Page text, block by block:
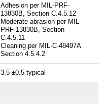
Adhesion per MIL-PRF-
13830B, Section C.4.5.12
Moderate abrasion per MIL-
PRF-13830B, Section
C.4.5.11
Cleaning per MIL-C-48497A
Section 4.5.4.2
3.5 ±0.5 typical